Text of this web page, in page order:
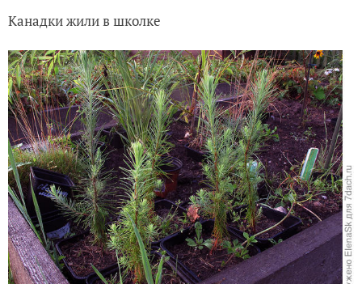
Канадки жили в школке